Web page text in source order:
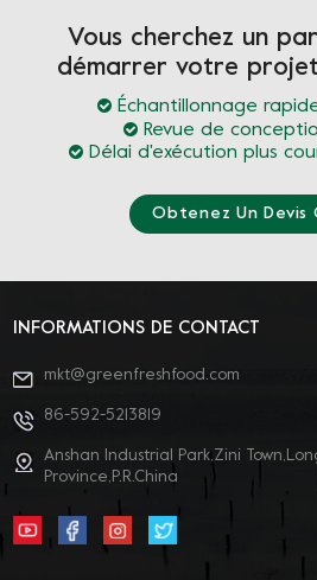
Vous cherchez un
démarrer votre
Échantillonnage
Revue de
Délai d'exécution plus
Obtenez Un Devis
INFORMATIONS DE CONTACT
mkt@greenfreshfood.com
86-592-5213819
Anshan Industrial Park,Zini
Province,P.R.China